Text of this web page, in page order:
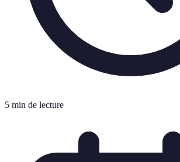
5 min de lecture